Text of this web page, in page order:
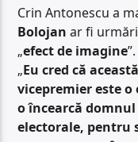
Crin Antonescu a
Bolojan ar fi
„efect de imagine”.
„Eu cred că
vicepremier este
o încearcă
electorale, pentru